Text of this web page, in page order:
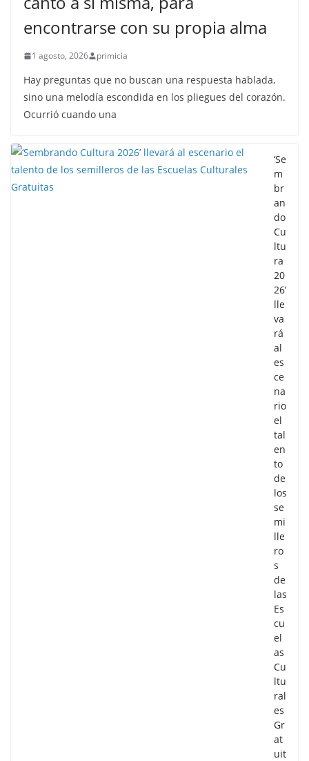
encontrarse con su propia alma
1 agosto, 2026 primicia
Hay preguntas que no buscan una respuesta hablada,
sino una melodía escondida en los pliegues del corazón.
Ocurrió cuando una
‘Se
m
br
an
do
Cu
ltu
ra
20
26’
lle
va
rá
al
es
ce
na
rio
el
tal
en
to
de
los
se
mi
lle
ro
s
de
las
Es
cu
el
as
Cu
ltu
ral
es
Gr
at
uit